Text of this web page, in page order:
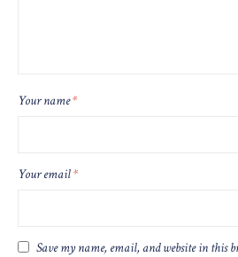
Your name*
Your email*
Save my name, email, and website in this